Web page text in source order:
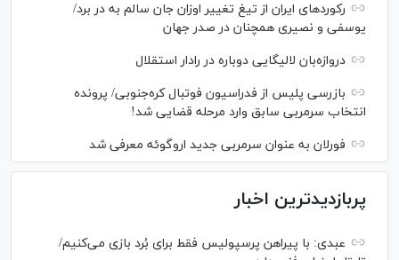
رکورد‌های ایران از تیغ تغییر اوزان جان سالم به در برد/
یوسفی و نصیری همچنان در صدر جهان
دروازه‌بان لالیگایی دوباره در رادار استقلال
بازرسی پلیس از فدراسیون فوتبال کره‌جنوبی/ پرونده
انتخاب سرمربی سابق وارد مرحله قضایی شد!
فورلان به عنوان سرمربی جدید اروگوئه معرفی شد
پربازدیدترین اخبار
عبدی: با پیراهن پرسپولیس فقط برای بُرد بازی می‌کنیم/